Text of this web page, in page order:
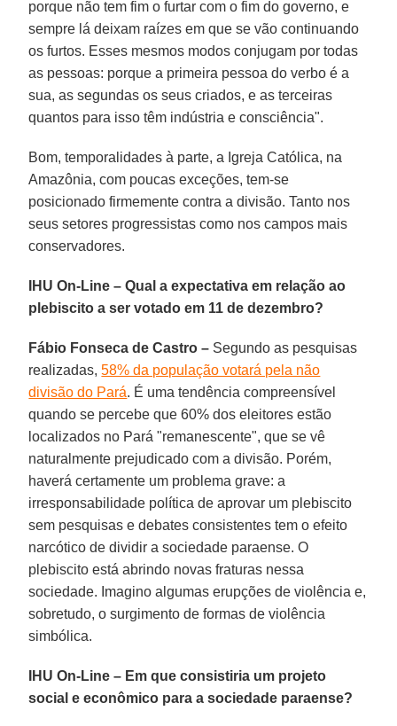
porque não tem fim o furtar com o fim do governo, e
sempre lá deixam raízes em que se vão continuando
os furtos. Esses mesmos modos conjugam por todas
as pessoas: porque a primeira pessoa do verbo é a
sua, as segundas os seus criados, e as terceiras
quantos para isso têm indústria e consciência".
Bom, temporalidades à parte, a Igreja Católica, na
Amazônia, com poucas exceções, tem-se
posicionado firmemente contra a divisão. Tanto nos
seus setores progressistas como nos campos mais
conservadores.
IHU On-Line – Qual a expectativa em relação ao
plebiscito a ser votado em 11 de dezembro?
Fábio Fonseca de Castro – Segundo as pesquisas
realizadas,58% da população votará pela não
divisão do Pará. É uma tendência compreensível
quando se percebe que 60% dos eleitores estão
localizados no Pará "remanescente", que se vê
naturalmente prejudicado com a divisão. Porém,
haverá certamente um problema grave: a
irresponsabilidade política de aprovar um plebiscito
sem pesquisas e debates consistentes tem o efeito
narcótico de dividir a sociedade paraense. O
plebiscito está abrindo novas fraturas nessa
sociedade. Imagino algumas erupções de violência e,
sobretudo, o surgimento de formas de violência
simbólica.
IHU On-Line – Em que consistiria um projeto
social e econômico para a sociedade paraense?